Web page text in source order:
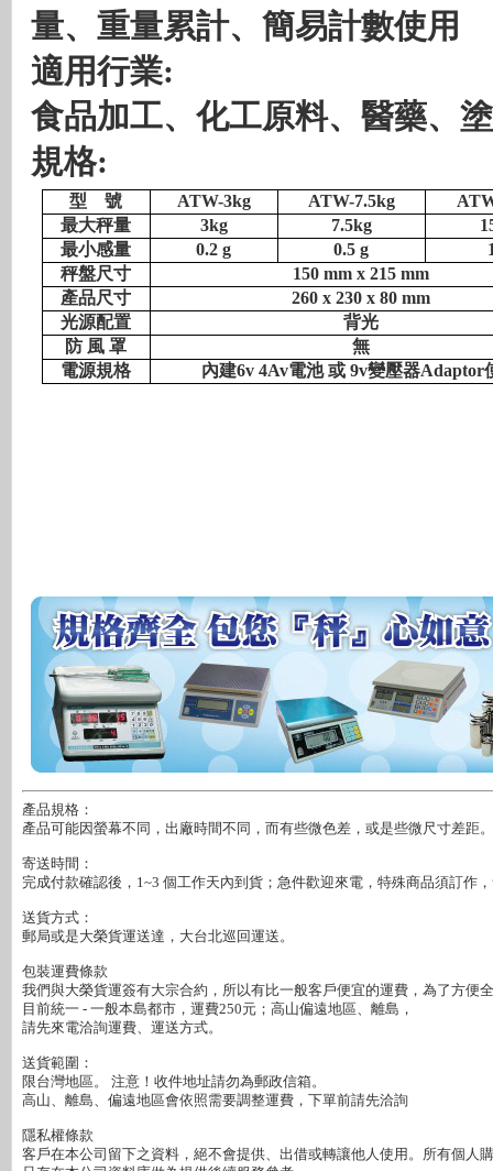
量、重量累計、簡易計數使用
適用行業:
食品加工、化工原料、醫藥、
規格:
型號 ATW-3kg ATW-7.5kg
最大秤量
3kg 7.5kg
最小感量
0.2 g 0.5 g
秤盤尺寸
150 mm x 215 mm
產品尺寸
260 x 230 x 80 mm
光源配置
背光
防 風罩
無
電源規格
內建6v 4Av電池或 9v變壓器Adaptor
產品規格：
產品可能因螢幕不同，出廠時間不同，而有些微色差，或是些微尺寸差距。
寄送時間：
完成付款確認後，1~3 個工作天內到貨；急件歡迎來電，特殊商品須訂作
送貨方式：
郵局或是大榮貨運送達，大台北巡回運送。
包裝運費條款
我們與大榮貨運簽有大宗合約，所以有比一般客戶便宜的運費，為了方便
目前統一 - 一般本島都市，運費250元；高山偏遠地區、離島，
請先來電洽詢運費、運送方式。
送貨範圍：
限台灣地區。 注意！收件地址請勿為郵政信箱。
高山、離島、偏遠地區會依照需要調整運費，下單前請先洽詢
隱私權條款
客戶在本公司留下之資料，絕不會提供、出借或轉讓他人使用。所有個人